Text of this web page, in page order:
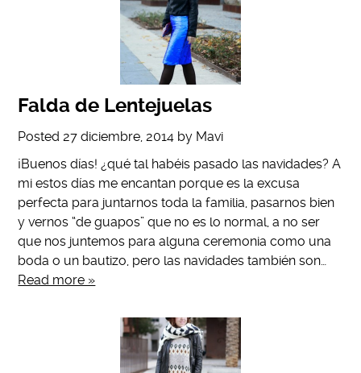
Falda de Lentejuelas
Posted27 diciembre, 2014 by Mavi
¡Buenos días! ¿qué tal habéis pasado las navidades? A
mi estos días me encantan porque es la excusa
perfecta para juntarnos toda la familia, pasarnos bien
y vernos “de guapos” que no es lo normal, a no ser
que nos juntemos para alguna ceremonia como una
boda o un bautizo, pero las navidades también son…
Read more »